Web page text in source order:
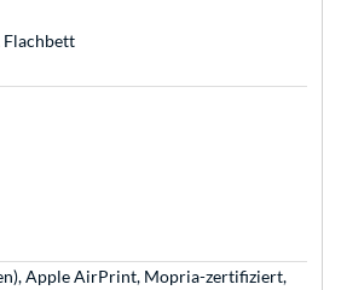
Flachbett
Apple AirPrint, Mopria-zertifiziert,